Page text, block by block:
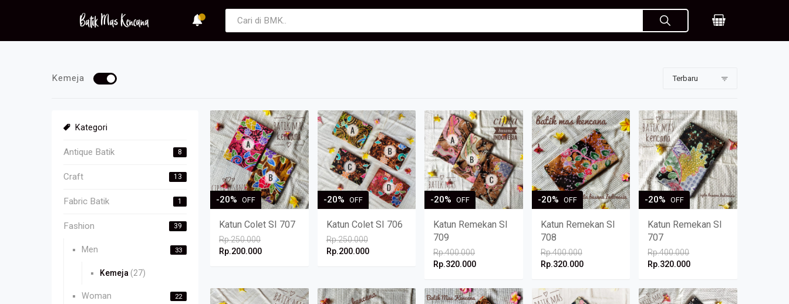
Kemeja
Kategori
8
Antique Batik
13
Craft
1
Fabric Batik
39
Fashion
33
Men
Kemeja (27)
22
Woman
-20% OFF
Katun Colet SI 707
Rp.250.000
Rp.200.000
-20% OFF
Katun Colet SI 706
Rp.250.000
Rp.200.000
-20% OFF
Katun Remekan SI
709
Rp.400.000
Rp.320.000
-20% OFF
Katun Remekan SI
708
Rp.400.000
Rp.320.000
-20% OFF
Katun Remekan SI
707
Rp.400.000
Rp.320.000